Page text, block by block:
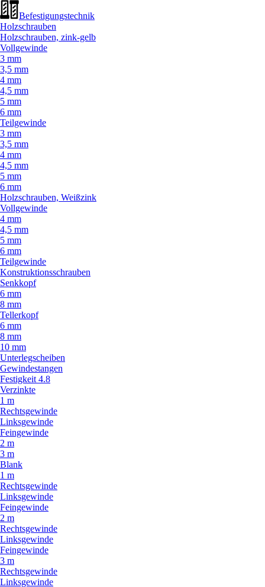
Befestigungstechnik
Holzschrauben
Holzschrauben, zink-gelb
Vollgewinde
3 mm
3,5 mm
4 mm
4,5 mm
5 mm
6 mm
Teilgewinde
3 mm
3,5 mm
4 mm
4,5 mm
5 mm
6 mm
Holzschrauben, Weißzink
Vollgewinde
4 mm
4,5 mm
5 mm
6 mm
Teilgewinde
Konstruktionsschrauben
Senkkopf
6 mm
8 mm
Tellerkopf
6 mm
8 mm
10 mm
Unterlegscheiben
Gewindestangen
Festigkeit 4.8
Verzinkte
1 m
Rechtsgewinde
Linksgewinde
Feingewinde
2 m
3 m
Blank
1 m
Rechtsgewinde
Linksgewinde
Feingewinde
2 m
Rechtsgewinde
Linksgewinde
Feingewinde
3 m
Rechtsgewinde
Linksgewinde